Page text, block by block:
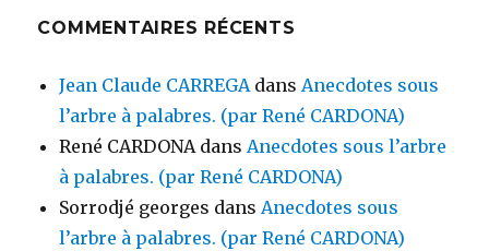
COMMENTAIRES RÉCENTS
Jean Claude CARREGAdansAnecdotes sous
l’arbre à palabres. (par René CARDONA)
René CARDONAdansAnecdotes sous l’arbre
à palabres. (par René CARDONA)
Sorrodjé georges dansAnecdotes sous
l’arbre à palabres. (par René CARDONA)